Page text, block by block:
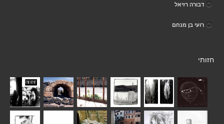
דבורה רזיאל
רועי בן מנחם
חזותי